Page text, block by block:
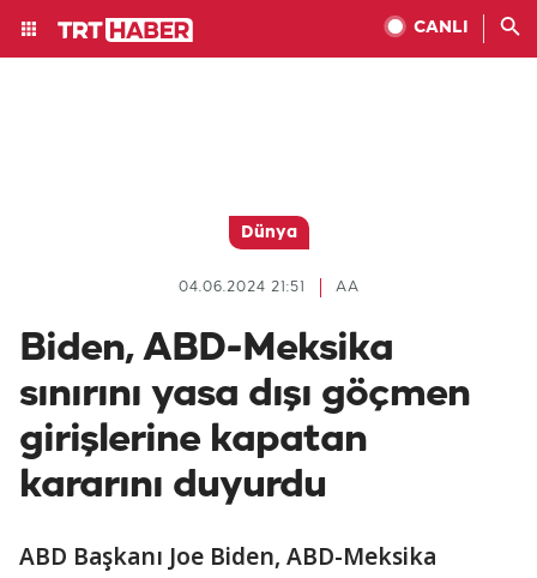
CANLI
Dünya
AA
04.06.2024 21:51
Biden, ABD-Meksika
sınırını yasa dışı göçmen
girişlerine kapatan
kararını duyurdu
ABD Başkanı Joe Biden, ABD-Meksika